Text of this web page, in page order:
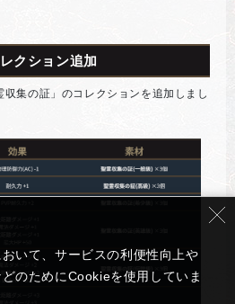
クション追加
集の証」のコレクションを追加しまし
いて、サービスの利便性向上や
のためにCookieを使用していま